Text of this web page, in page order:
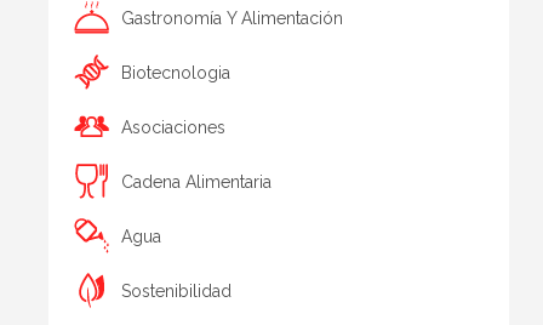
Gastronomía Y Alimentación
Biotecnologia
Asociaciones
Cadena Alimentaria
Agua
Sostenibilidad